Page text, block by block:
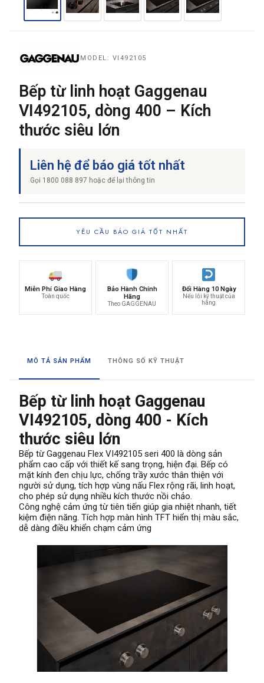
NỘI DUNG YÊU CẦU
→ GỬI YÊU CẦU BÁO GIÁ
MODEL: VI492105
Bếp từ linh hoạt Gaggenau
VI492105, dòng 400 – Kích
thước siêu lớn
Liên hệ để báo giá tốt nhất
Gọi 1800 088 897 hoặc để lại thông tin
YÊU CẦU BÁO GIÁ TỐT NHẤT
Miễn Phí Giao Hàng
Toàn quốc
Bảo Hành Chính
Hãng
Theo GAGGENAU
Đổi Hàng 10 Ngày
Nếu lỗi kỹ thuật của
hãng
MÔ TẢ SẢN PHẨM THÔNG SỐ KỸ THUẬT
Bếp từ linh hoạt Gaggenau
VI492105, dòng 400 - Kích
thước siêu lớn
Bếp từ Gaggenau Flex VI492105 seri 400 là dòng sản
phẩm cao cấp với thiết kế sang trọng, hiện đại. Bếp có
mặt kính đen chịu lực, chống trầy xước thân thiện với
người sử dụng, tích hợp vùng nấu Flex rộng rãi, linh hoạt,
cho phép sử dụng nhiều kích thước nồi chảo.
Công nghệ cảm ứng từ tiên tiến giúp gia nhiệt nhanh, tiết
kiệm điện năng. Tích hợp màn hình TFT hiển thị màu sắc,
dễ dàng điều khiển chạm cảm ứng